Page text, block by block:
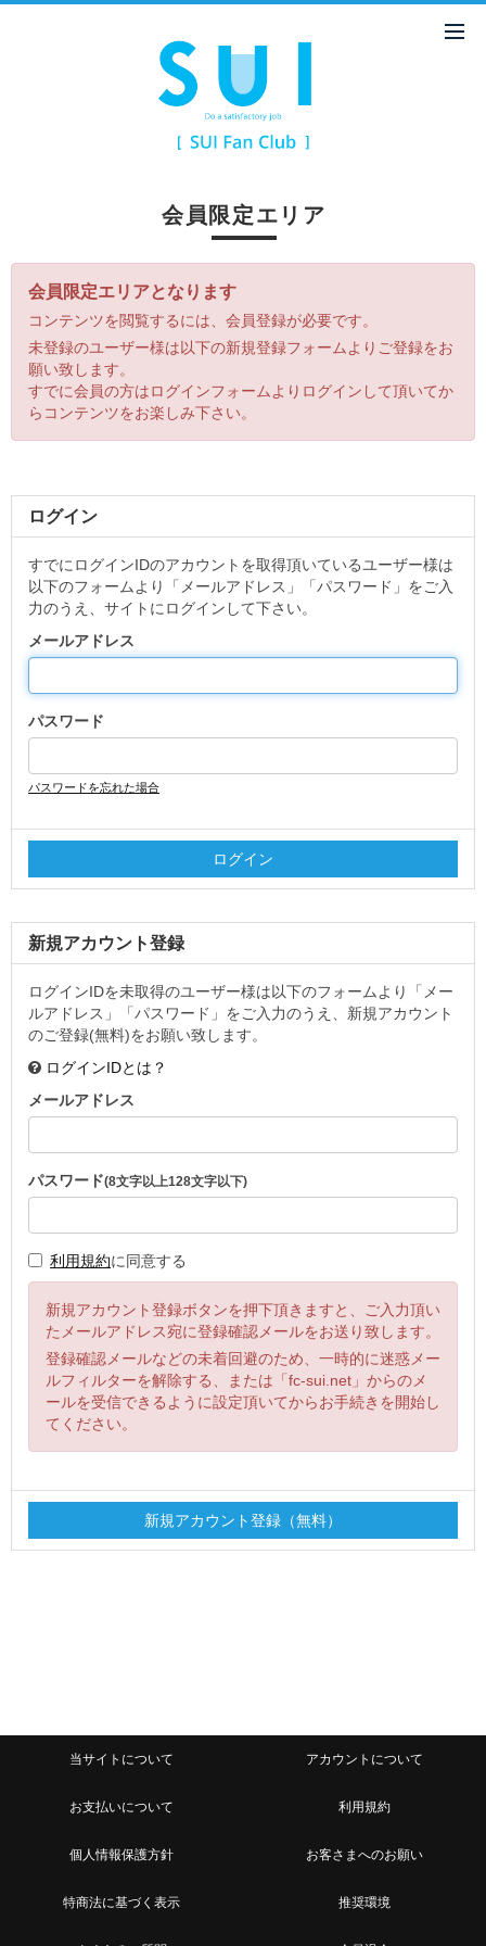
会員限定エリア
会員限定エリアとなります
コンテンツを閲覧するには、会員登録が必要です。
未登録のユーザー様は以下の新規登録フォームよりご登録をお
願い致します。
すでに会員の方はログインフォームよりログインして頂いてか
らコンテンツをお楽しみ下さい。
ログイン
すでにログインIDのアカウントを取得頂いているユーザー様は
以下のフォームより「メールアドレス」「パスワード」をご入
力のうえ、サイトにログインして下さい。
メールアドレス
パスワード
パスワードを忘れた場合
新規アカウント登録
ログインIDを未取得のユーザー様は以下のフォームより「メー
ルアドレス」「パスワード」をご入力のうえ、新規アカウント
のご登録(無料)をお願い致します。
ログインIDとは？
メールアドレス
パスワード(8文字以上128文字以下)
利用規約に同意する
新規アカウント登録ボタンを押下頂きますと、ご入力頂い
たメールアドレス宛に登録確認メールをお送り致します。
登録確認メールなどの未着回避のため、一時的に迷惑メー
ルフィルターを解除する、または「fc-sui.net」からのメ
ールを受信できるように設定頂いてからお手続きを開始し
てください。
当サイトについて アカウントについて
お支払いについて 利用規約
個人情報保護方針 お客さまへのお願い
特商法に基づく表示 推奨環境